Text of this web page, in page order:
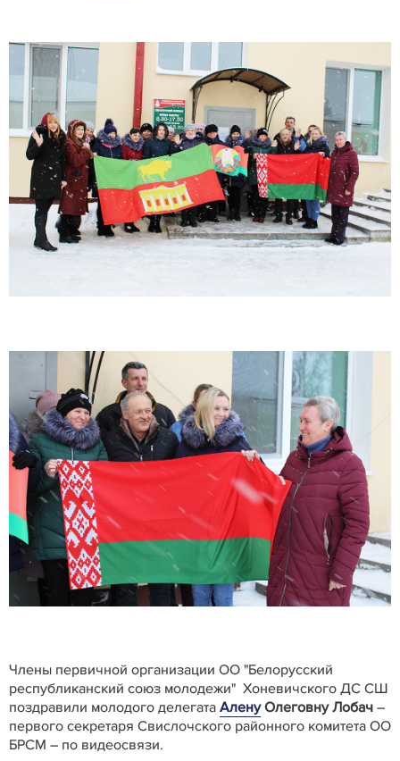
Члены первичной организации ОО "Белорусский
республиканский союз молодежи" Хоневичского ДС СШ
поздравили молодого делегата АленуОлеговну Лобач –
первого секретаря Свислочского районного комитета ОО
БРСМ – по видеосвязи.